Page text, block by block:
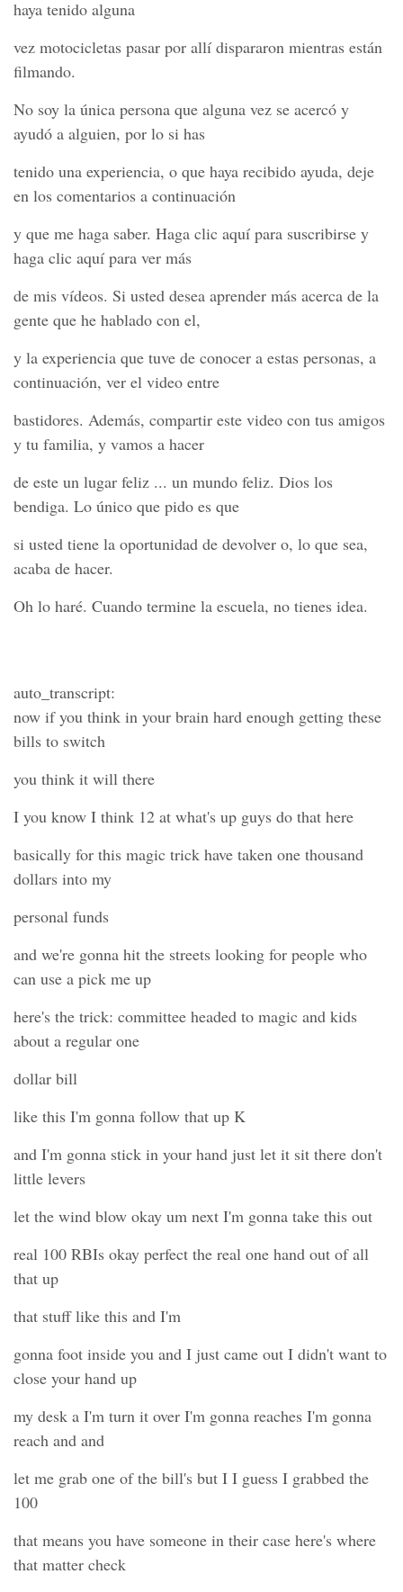
haya tenido alguna
vez motocicletas pasar por allí dispararon mientras están
filmando.
No soy la única persona que alguna vez se acercó y
ayudó a alguien, por lo si has
tenido una experiencia, o que haya recibido ayuda, deje
en los comentarios a continuación
y que me haga saber. Haga clic aquí para suscribirse y
haga clic aquí para ver más
de mis vídeos. Si usted desea aprender más acerca de la
gente que he hablado con el,
y la experiencia que tuve de conocer a estas personas, a
continuación, ver el video entre
bastidores. Además, compartir este video con tus amigos
y tu familia, y vamos a hacer
de este un lugar feliz ... un mundo feliz. Dios los
bendiga. Lo único que pido es que
si usted tiene la oportunidad de devolver o, lo que sea,
acaba de hacer.
Oh lo haré. Cuando termine la escuela, no tienes idea.
auto_transcript:
now if you think in your brain hard enough getting these
bills to switch
you think it will there
I you know I think 12 at what's up guys do that here
basically for this magic trick have taken one thousand
dollars into my
personal funds
and we're gonna hit the streets looking for people who
can use a pick me up
here's the trick: committee headed to magic and kids
about a regular one
dollar bill
like this I'm gonna follow that up K
and I'm gonna stick in your hand just let it sit there don't
little levers
let the wind blow okay um next I'm gonna take this out
real 100 RBIs okay perfect the real one hand out of all
that up
that stuff like this and I'm
gonna foot inside you and I just came out I didn't want to
close your hand up
my desk a I'm turn it over I'm gonna reaches I'm gonna
reach and and
let me grab one of the bill's but I I guess I grabbed the
100
that means you have someone in their case here's where
that matter check